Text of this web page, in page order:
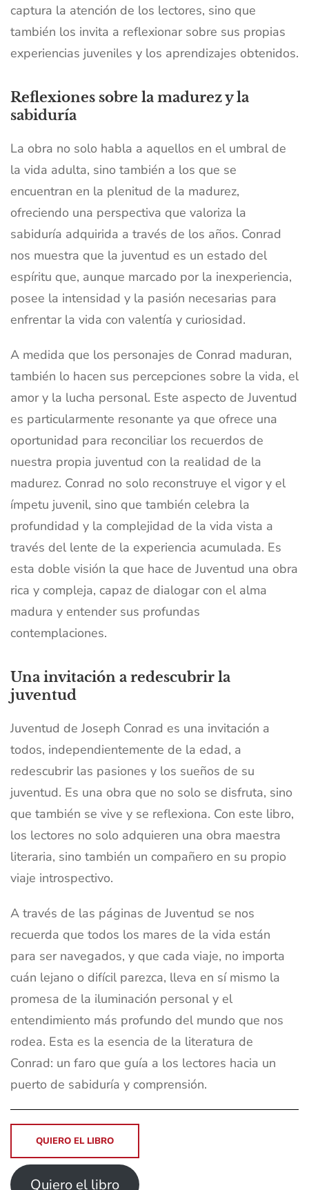
captura la atención de los lectores, sino que
también los invita a reflexionar sobre sus propias
experiencias juveniles y los aprendizajes obtenidos.
Reflexiones sobre la madurez y la
sabiduría
La obra no solo habla a aquellos en el umbral de
la vida adulta, sino también a los que se
encuentran en la plenitud de la madurez,
ofreciendo una perspectiva que valoriza la
sabiduría adquirida a través de los años. Conrad
nos muestra que la juventud es un estado del
espíritu que, aunque marcado por la inexperiencia,
posee la intensidad y la pasión necesarias para
enfrentar la vida con valentía y curiosidad.
A medida que los personajes de Conrad maduran,
también lo hacen sus percepciones sobre la vida, el
amor y la lucha personal. Este aspecto de Juventud
es particularmente resonante ya que ofrece una
oportunidad para reconciliar los recuerdos de
nuestra propia juventud con la realidad de la
madurez. Conrad no solo reconstruye el vigor y el
ímpetu juvenil, sino que también celebra la
profundidad y la complejidad de la vida vista a
través del lente de la experiencia acumulada. Es
esta doble visión la que hace de Juventud una obra
rica y compleja, capaz de dialogar con el alma
madura y entender sus profundas
contemplaciones.
Una invitación a redescubrir la
juventud
Juventud de Joseph Conrad es una invitación a
todos, independientemente de la edad, a
redescubrir las pasiones y los sueños de su
juventud. Es una obra que no solo se disfruta, sino
que también se vive y se reflexiona. Con este libro,
los lectores no solo adquieren una obra maestra
literaria, sino también un compañero en su propio
viaje introspectivo.
A través de las páginas de Juventud se nos
recuerda que todos los mares de la vida están
para ser navegados, y que cada viaje, no importa
cuán lejano o difícil parezca, lleva en sí mismo la
promesa de la iluminación personal y el
entendimiento más profundo del mundo que nos
rodea. Esta es la esencia de la literatura de
Conrad: un faro que guía a los lectores hacia un
puerto de sabiduría y comprensión.
QUIERO EL LIBRO
Quiero el libro